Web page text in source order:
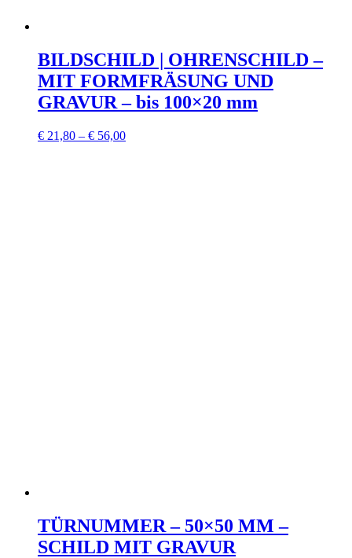
BILDSCHILD | OHRENSCHILD –
MIT FORMFRÄSUNG UND
GRAVUR – bis 100×20 mm
€ 21,80 – € 56,00
TÜRNUMMER – 50×50 MM –
SCHILD MIT GRAVUR